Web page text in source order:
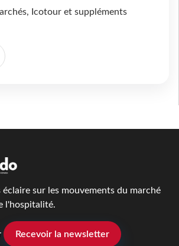
Icotour et suppléments
éclaire sur les mouvements du marché
l'hospitalité.
Recevoir la newsletter